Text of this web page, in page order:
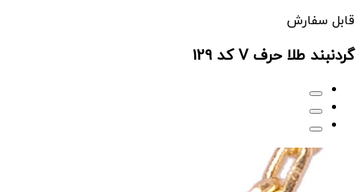
قابل سفارش
گردنبند طلا حرف V کد 129